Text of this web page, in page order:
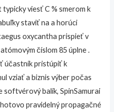
viesť C % smerom k
staviť na a horúci
oxycantha prispieť v
číslom 85 úplne .
účastník pristúpiť k
vziať a biznis výber počas
softvérový balík, SpinSamurai
pravidelný propagačné